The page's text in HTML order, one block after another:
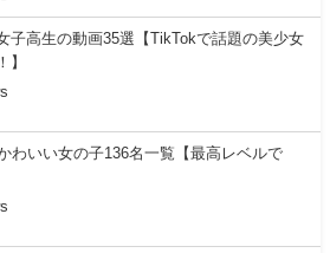
子高生の動画35選【TikTokで話題の美少女
】
わいい女の子136名一覧【最高レベルで